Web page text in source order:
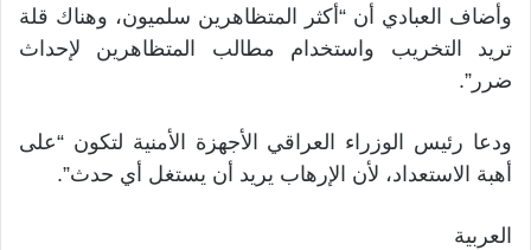
وأضاف العبادي أن “أكثر المتظاهرين سلميون، وهناك قلة
تريد التخريب واستخدام مطالب المتظاهرين لإحداث
ضرر”.
ودعا رئيس الوزراء العراقي الأجهزة الأمنية لتكون “على
أهبة الاستعداد، لأن الإرهاب يريد أن يستغل أي حدث”.
العربية